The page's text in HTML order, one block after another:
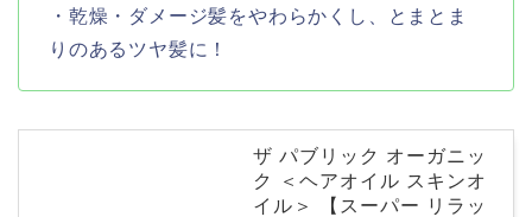
・乾燥・ダメージ髪をやわらかくし、とまとま
りのあるツヤ髪に！
ザ パブリック オーガニッ
ク ＜ヘアオイル スキンオ
イル＞ 【スーパー リラッ